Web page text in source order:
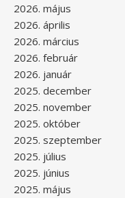
2026. május
2026. április
2026. március
2026. február
2026. január
2025. december
2025. november
2025. október
2025. szeptember
2025. július
2025. június
2025. május